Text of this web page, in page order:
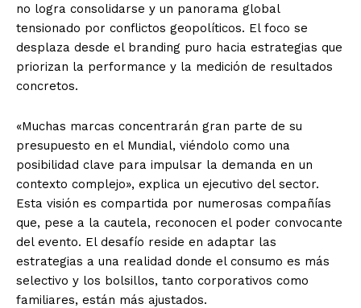
no logra consolidarse y un panorama global
tensionado por conflictos geopolíticos. El foco se
desplaza desde el branding puro hacia estrategias que
priorizan la performance y la medición de resultados
concretos.
«Muchas marcas concentrarán gran parte de su
presupuesto en el Mundial, viéndolo como una
posibilidad clave para impulsar la demanda en un
contexto complejo», explica un ejecutivo del sector.
Esta visión es compartida por numerosas compañías
que, pese a la cautela, reconocen el poder convocante
del evento. El desafío reside en adaptar las
estrategias a una realidad donde el consumo es más
selectivo y los bolsillos, tanto corporativos como
familiares, están más ajustados.